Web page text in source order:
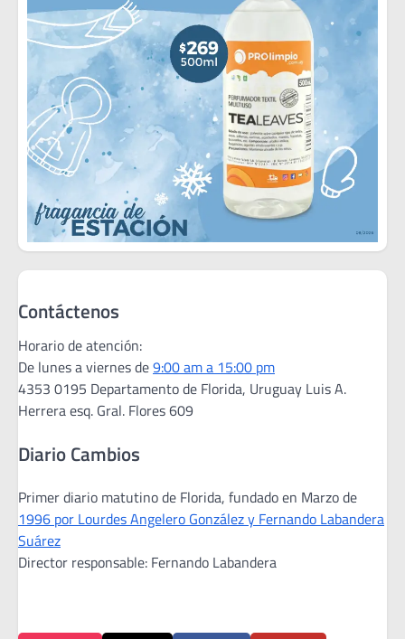
Contáctenos
Horario de atención:
De lunes a viernes de9:00 am a 15:00 pm
4353 0195 Departamento de Florida, Uruguay Luis A.
Herrera esq. Gral. Flores 609
Diario Cambios
Primer diario matutino de Florida, fundado en Marzo de
1996 por Lourdes Angelero González y Fernando Labandera
Suárez
Director responsable: Fernando Labandera